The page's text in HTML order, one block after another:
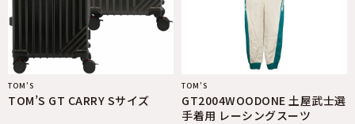
TOM’S
TOM’S GT CARRY Sサイズ
TOM’S
GT2004WOODONE 土屋武士選
手着用 レーシングスーツ